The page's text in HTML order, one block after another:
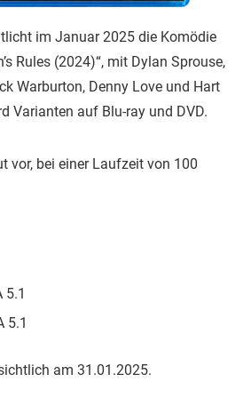
im Januar 2025 die Komödie
Rules (2024)“, mit Dylan Sprouse,
Warburton, Denny Love und Hart
Varianten auf Blu-ray und DVD.
vor, bei einer Laufzeit von 100
5.1
5.1
am 31.01.2025.